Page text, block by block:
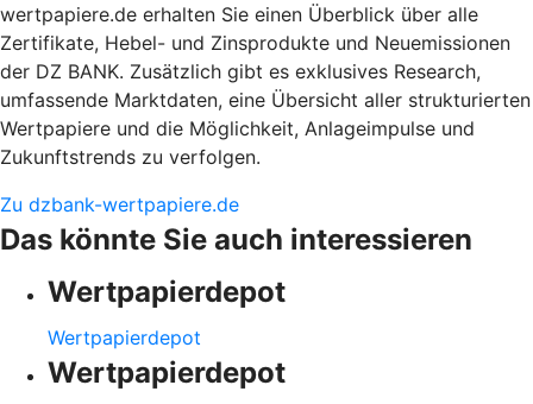
wertpapiere.de erhalten Sie einen Überblick über alle
Zertifikate, Hebel- und Zinsprodukte und Neuemissionen
der DZ BANK. Zusätzlich gibt es exklusives Research,
umfassende Marktdaten, eine Übersicht aller strukturierten
Wertpapiere und die Möglichkeit, Anlageimpulse und
Zukunftstrends zu verfolgen.
Zu dzbank-wertpapiere.de
Das könnte Sie auch interessieren
Wertpapierdepot
Wertpapierdepot
Wertpapierdepot